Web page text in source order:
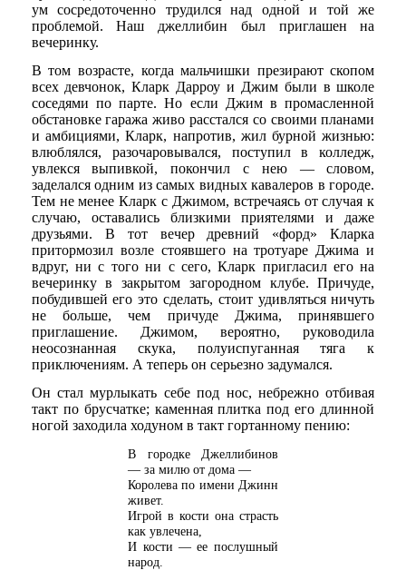
ум сосредоточенно трудился над одной и той же
проблемой. Наш джеллибин был приглашен на
вечеринку.
В том возрасте, когда мальчишки презирают скопом
всех девчонок, Кларк Дарроу и Джим были в школе
соседями по парте. Но если Джим в промасленной
обстановке гаража живо расстался со своими планами
и амбициями, Кларк, напротив, жил бурной жизнью:
влюблялся, разочаровывался, поступил в колледж,
увлекся выпивкой, покончил с нею — словом,
заделался одним из самых видных кавалеров в городе.
Тем не менее Кларк с Джимом, встречаясь от случая к
случаю, оставались близкими приятелями и даже
друзьями. В тот вечер древний «форд» Кларка
притормозил возле стоявшего на тротуаре Джима и
вдруг, ни с того ни с сего, Кларк пригласил его на
вечеринку в закрытом загородном клубе. Причуде,
побудившей его это сделать, стоит удивляться ничуть
не больше, чем причуде Джима, принявшего
приглашение. Джимом, вероятно, руководила
неосознанная скука, полуиспуганная тяга к
приключениям. А теперь он серьезно задумался.
Он стал мурлыкать себе под нос, небрежно отбивая
такт по брусчатке; каменная плитка под его длинной
ногой заходила ходуном в такт гортанному пению:
В городке Джеллибинов
— за милю от дома —
Королева по имени Джинн
живет.
Игрой в кости она страсть
как увлечена,
И кости — ее послушный
народ.